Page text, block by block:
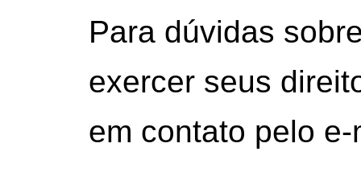
Para dúvidas
exercer seus
em contato pelo e-